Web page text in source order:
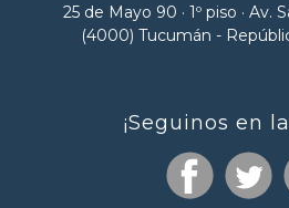
25 de Mayo 90 · 1º piso · Av.
(4000) Tucumán -
¡Seguinos en